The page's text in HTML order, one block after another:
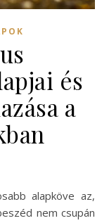
és
a
nem csupán